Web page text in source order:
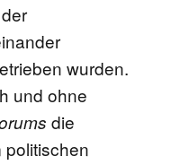
wurden.
und ohne
die